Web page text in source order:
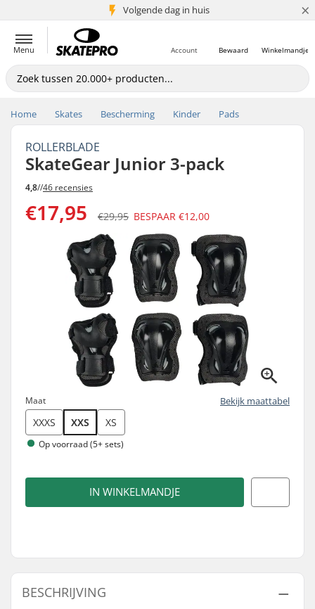
Volgende dag in huis
5+ mln. klanten ×
Menu Winkelmandje
Bewaard
Account
Home Skates Bescherming Kinder Pads
ROLLERBLADE
SkateGear Junior 3-pack
4,8//46 recensies
€17,95 €29,95 BESPAAR €12,00
Maat Bekijk maattabel
XXXS XXS XS
Op voorraad (5+ sets)
IN WINKELMANDJE
BESCHRIJVING